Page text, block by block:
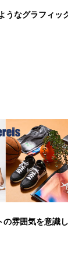
うなグラフィッ
の雰囲気を意識